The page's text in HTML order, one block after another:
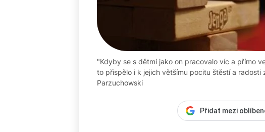
"Kdyby se s dětmi jako on pracovalo víc a přímo
to přispělo i k jejich většímu pocitu štěstí a radosti
Parzuchowski
Přidat mezi